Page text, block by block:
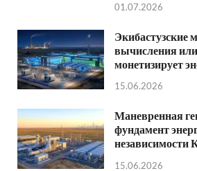
01.07.2026
Экибастузские
вычисления
монетизирует
15.06.2026
Маневренная
фундамент
независимости
15.06.2026